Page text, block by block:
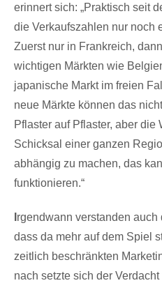
erinnert sich: „Praktisch seit
die Verkaufszahlen nur noch
Zuerst nur in Frankreich,
wichtigen Märkten wie
japanische Markt im freien
neue Märkte können das
Pflaster auf Pflaster, aber die
Schicksal einer ganzen
abhängig zu machen, das
funktionieren.“
rgendwann verstanden auch
dass da mehr auf dem Spiel
zeitlich beschränkten
nach setzte sich der